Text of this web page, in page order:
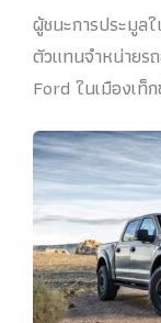
ผู้ชนะการประมูล
ตัวแทนจำหน่ายร
Ford ในเมืองเท็